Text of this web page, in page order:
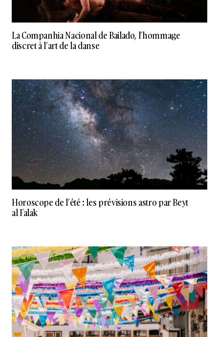
La Companhia Nacional de Bailado, l’hommage
discret à l’art de la danse
Horoscope de l’été : les prévisions astro par Beyt
al Falak